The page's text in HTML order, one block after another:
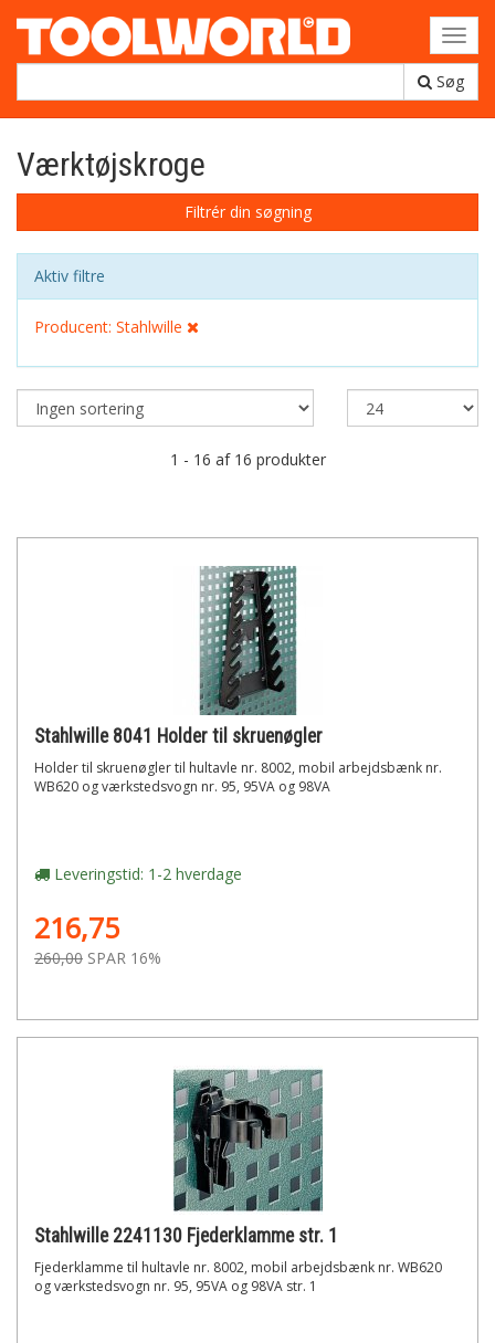
Søg
Værktøjskroge
Filtrér din søgning
Aktiv filtre
Producent: Stahlwille
1 - 16 af 16 produkter
Stahlwille 8041 Holder til skruenøgler
Holder til skruenøgler til hultavle nr. 8002, mobil arbejdsbænk nr.
WB620 og værkstedsvogn nr. 95, 95VA og 98VA
Leveringstid: 1-2 hverdage
216,75
260,00 SPAR 16%
Stahlwille 2241130 Fjederklamme str. 1
Fjederklamme til hultavle nr. 8002, mobil arbejdsbænk nr. WB620
og værkstedsvogn nr. 95, 95VA og 98VA str. 1